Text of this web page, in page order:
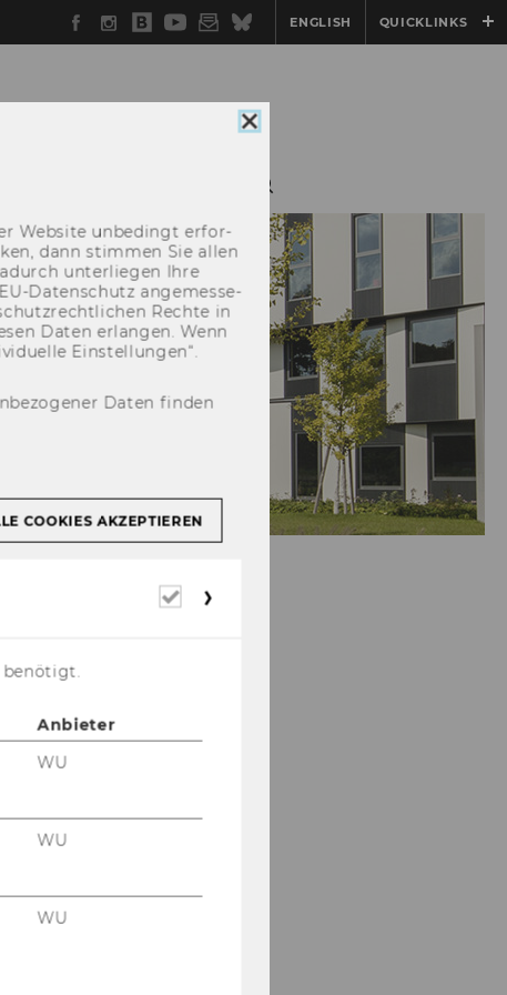
Facebook
Instagram
WU
Blog
YouTube
Newsletter
BlueskyENGLISH QUICKLINKS
Cookie
Web­site un­be­dingt er­for­
dann stim­men Sie allen
un­ter­lie­gen Ihre
​Datenschutz an­ge­mes­se­
Rech­te in
Daten er­lan­gen. Wenn
Ein­stel­lun­gen“.
Daten finden
COOKIES AKZEPTIEREN
Erforderliche
benötigt.
Anbieter
WU
WU
WU